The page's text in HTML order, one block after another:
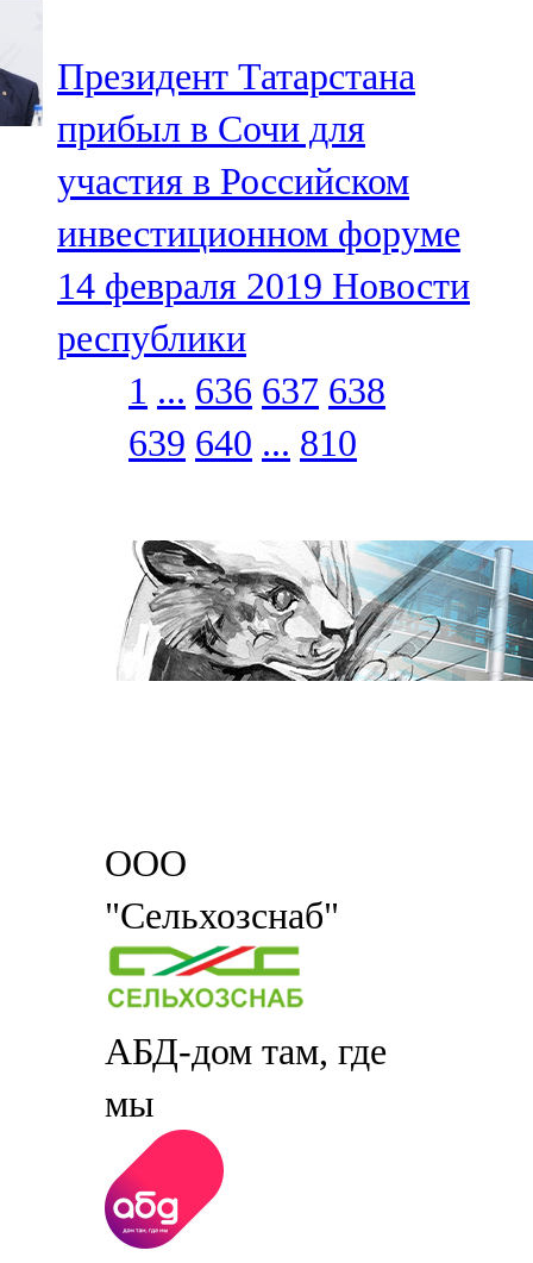
Президент Татарстана
прибыл в Сочи для
участия в Российском
инвестиционном форуме
14 февраля 2019 Новости
республики
1 ... 636 637 638
639 640 ... 810
ООО
"Сельхозснаб"
АБД-дом там, где
мы